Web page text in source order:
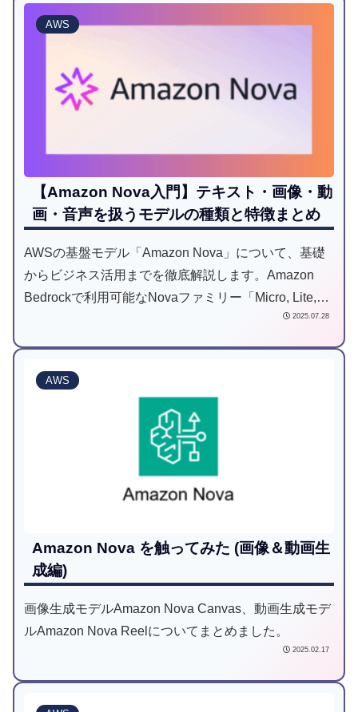
チャ概要編です。
AWS
【Amazon Nova入門】テキスト・画像・動
画・音声を扱うモデルの種類と特徴まとめ
AWSの基盤モデル「Amazon Nova」について、基礎
からビジネス活用までを徹底解説します。Amazon
Bedrockで利用可能なNovaファミリー「Micro, Lite,
く表で比較。AWSコンソールを使った具体的な有効化
手順からPlaygroundでの試し方まで、初心者でもすぐ
に始められるようにガイドします。さらに、ビジネス
活用の事例もご紹介。Amazon Novaの基本を学びた
い方、知識をおさらいしたい方、生成AIの導入を検討
している方に最適な内容です。
2025.07.28
AWS
Amazon Nova を触ってみた (画像＆動画生
成編)
画像生成モデルAmazon Nova Canvas、動画生成モデ
ルAmazon Nova Reelについてまとめました。
2025.02.17